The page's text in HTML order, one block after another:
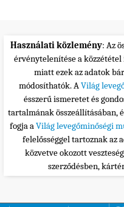
Használati közlemény: Az
érvénytelenítése a
miatt ezek az adatok
módosíthatók. AVilág
ésszerű ismeretet és
tartalmának összeállításában,
fogja aVilág levegőminőségi
felelősséggel tartoznak az
közvetve okozott
szerződésben,